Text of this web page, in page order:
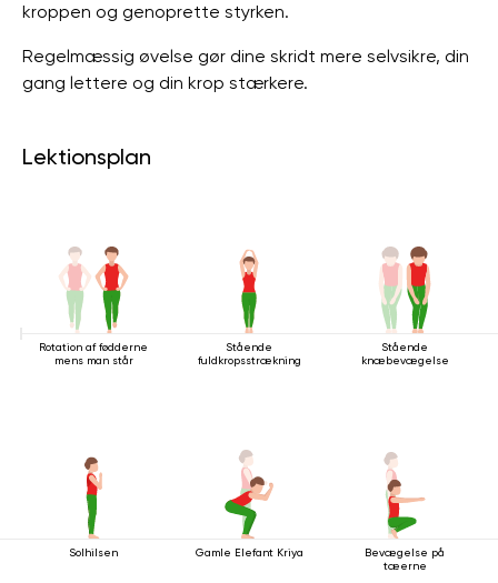
kroppen og genoprette styrken.
Regelmæssig øvelse gør dine skridt mere selvsikre, din
gang lettere og din krop stærkere.
Lektionsplan
Rotation af fødderne
mens man står
Stående
fuldkropsstrækning
Stående
knæbevægelse
Solhilsen Gamle Elefant Kriya
Bevægelse på
tæerne